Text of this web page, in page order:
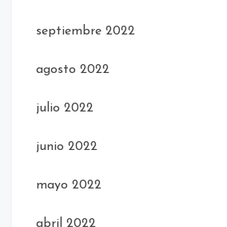
septiembre 2022
agosto 2022
julio 2022
junio 2022
mayo 2022
abril 2022